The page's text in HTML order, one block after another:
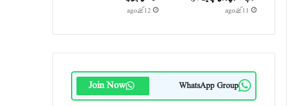
11 گھنٹے ago 12 گھنٹے ago
WhatsApp Group
Join Now